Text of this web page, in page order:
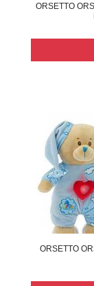
ORSETTO
ORSETTO